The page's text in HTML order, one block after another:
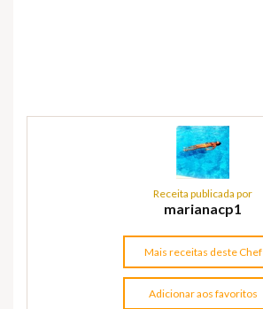
Receita publicada por
marianacp1
Mais receitas deste Chef
Adicionar aos favoritos